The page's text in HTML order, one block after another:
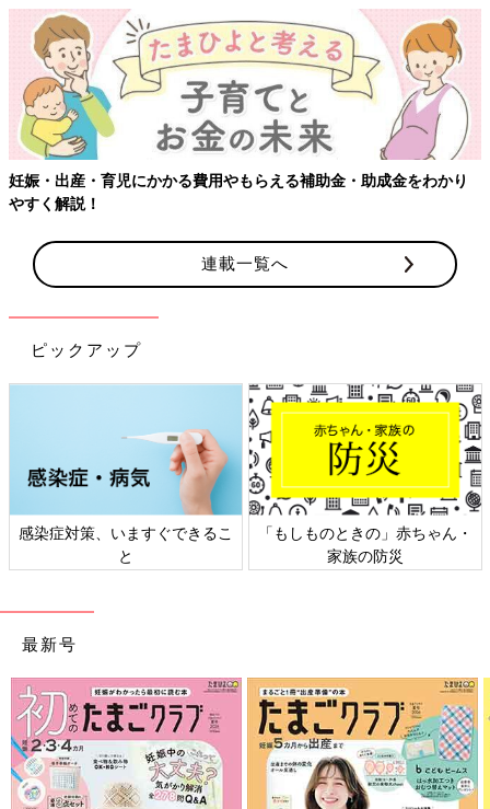
妊娠・出産・育児にかかる費用やもらえる補助金・助成金をわかり
やすく解説！
連載一覧へ
ピックアップ
感染症対策、いますぐできるこ
と
「もしものときの」赤ちゃん・
家族の防災
最新号